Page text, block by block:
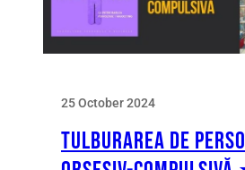
25 October 2024
Tulburarea de